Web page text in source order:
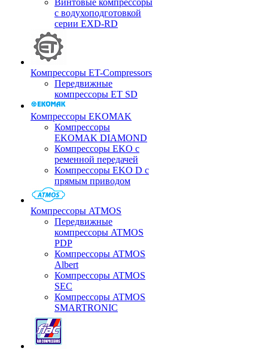
Винтовые компрессоры
с водухоподготовкой
серии EXD-RD
Компрессоры ET-Compressors
Передвижные
компрессоры ET SD
Компрессоры EKOMAK
Компрессоры
EKOMAK DIAMOND
Компрессоры EKO c
ременной передачей
Компрессоры EKO D с
прямым приводом
Компрессоры ATMOS
Передвижные
компрессоры ATMOS
PDP
Компрессоры ATMOS
Albert
Компрессоры ATMOS
SEC
Компрессоры ATMOS
SMARTRONIC